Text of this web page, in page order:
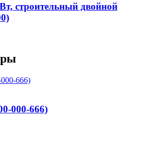
строительный двойной
000-666)